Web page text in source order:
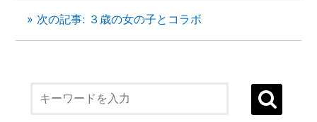
» 次の記事: ３歳の女の子とコラボ
状況を好転させたい時の「産土神社・21日